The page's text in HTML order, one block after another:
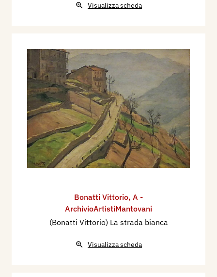
Visualizza scheda
Bonatti Vittorio, A -
ArchivioArtistiMantovani
(Bonatti Vittorio) La strada bianca
Visualizza scheda